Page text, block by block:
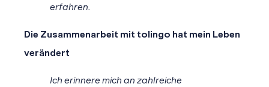
erfahren.
Die Zusammenarbeit mit tolingo hat mein Leben
verändert
Ich erinnere mich an zahlreiche